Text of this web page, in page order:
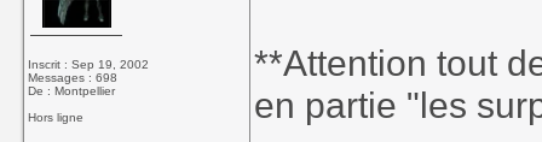
Inscrit : Sep 19, 2002
Messages : 698
De : Montpellier
Hors ligne
**Attention tout
en partie "les